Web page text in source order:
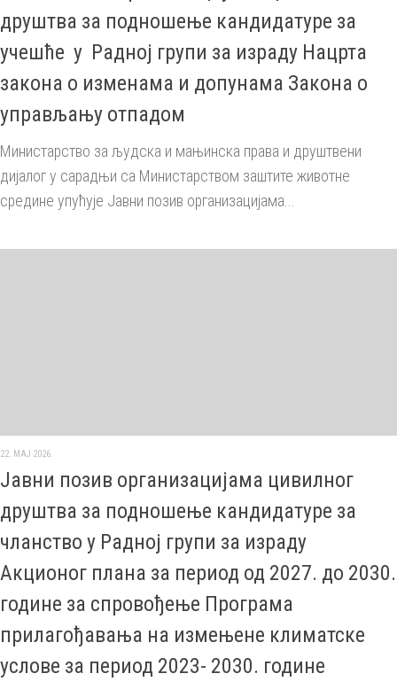
друштва за подношење кандидатуре за
учешће у Радној групи за израду Нацрта
закона о изменама и допунама Закона о
управљању отпадом
Министарство за људска и мањинска права и друштвени
дијалог у сарадњи са Министарством заштите животне
средине упућује Јавни позив организацијама...
22. МАЈ 2026.
Јавни позив организацијама цивилног
друштва за подношење кандидатуре за
чланство у Радној групи за израду
Акционог плана за период од 2027. до 2030.
године за спровођење Програма
прилагођавања на измењене климатске
услове за период 2023- 2030. године